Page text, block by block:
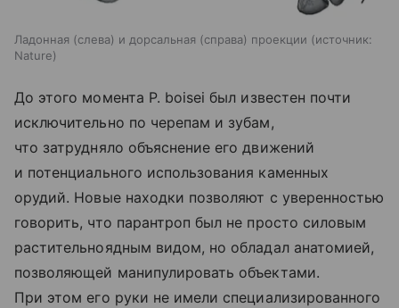
Ладонная (слева) и дорсальная (справа) проекции
источник:
Nature
До этого момента P. boisei был известен почти
исключительно по черепам и зубам,
что затрудняло объяснение его движений
и потенциального использования каменных
орудий. Новые находки позволяют с уверенностью
говорить, что парантроп был не просто силовым
растительноядным видом, но обладал анатомией,
позволяющей манипулировать объектами.
При этом его руки не имели специализированного